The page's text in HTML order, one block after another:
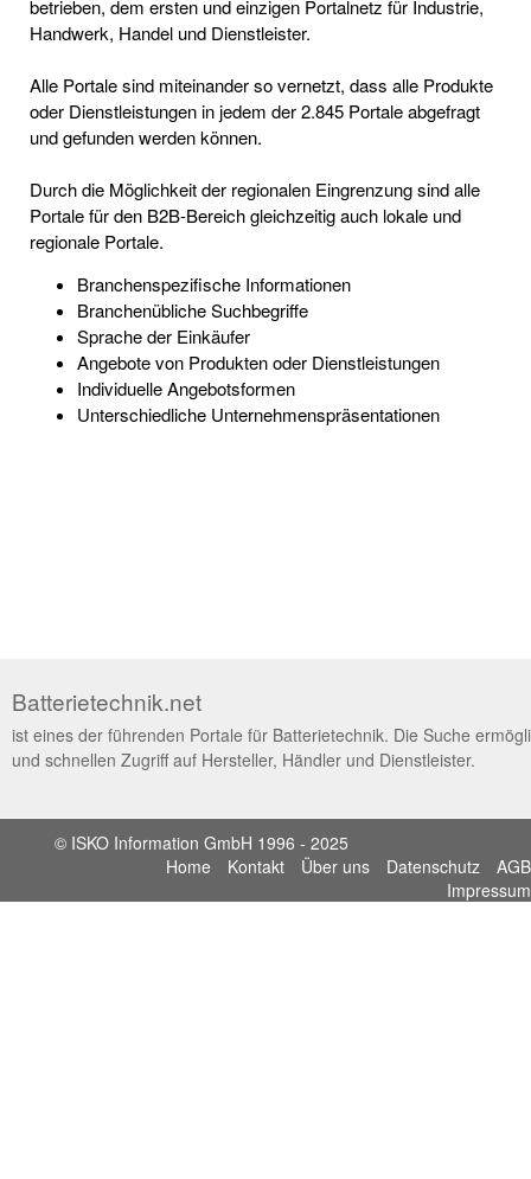
betrieben, dem ersten und einzigen Portalnetz für Industrie,
Handwerk, Handel und Dienstleister.
Alle Portale sind miteinander so vernetzt, dass alle Produkte
oder Dienstleistungen in jedem der 2.845 Portale abgefragt
und gefunden werden können.
Durch die Möglichkeit der regionalen Eingrenzung sind alle
Portale für den B2B-Bereich gleichzeitig auch lokale und
regionale Portale.
Branchenspezifische Informationen
Branchenübliche Suchbegriffe
Sprache der Einkäufer
Angebote von Produkten oder Dienstleistungen
Individuelle Angebotsformen
Unterschiedliche Unternehmenspräsentationen
Batterietechnik.net
ist eines der führenden Portale für Batterietechnik. Die Suche
und schnellen Zugriff auf Hersteller, Händler und Dienstleister.
© ISKO Information GmbH 1996 - 2025
Home
Kontakt Über uns Datenschutz
AGB
Impressum